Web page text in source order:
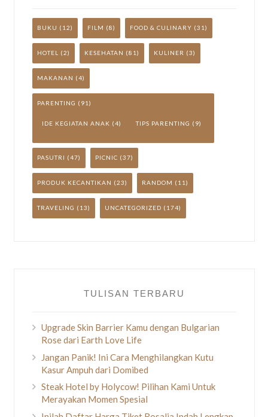
BUKU (12) FILM (8) FOOD & CULINARY (31)
HOTEL (2) KESEHATAN (81) KULINER (3)
MAKANAN (4)
PARENTING (91)
IDE KEGIATAN ANAK (4) TIPS PARENTING (9)
PASUTRI (47) PICNIC (37)
PRODUK KECANTIKAN (23) RANDOM (11)
TRAVELING (13) UNCATEGORIZED (174)
TULISAN TERBARU
Upgrade Skin Barrier Kamu dengan Bulgarian
Rose dari Earth Love Life
Jangan Panik! Ini Cara Menghilangkan Kutu
Kasur Ampuh dari Domibed
Steak Hotel by Holycow! Pilihan Kami Untuk
Merayakan Momen Spesial